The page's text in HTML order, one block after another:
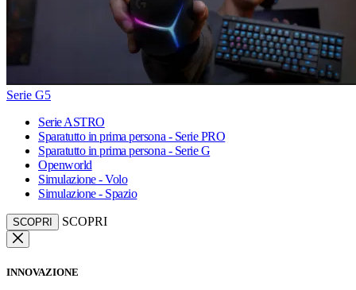
Serie G5
Serie ASTRO
Sparatutto in prima persona - Serie PRO
Sparatutto in prima persona - Serie G
Openworld
Simulazione - Volo
Simulazione - Spazio
SCOPRI SCOPRI
INNOVAZIONE